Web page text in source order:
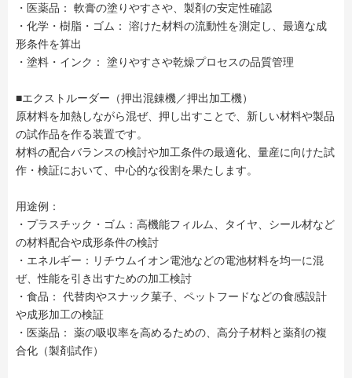
・医薬品： 軟膏の塗りやすさや、製剤の安定性確認
・化学・樹脂・ゴム： 溶けた材料の流動性を測定し、最適な成
形条件を算出
・塗料・インク： 塗りやすさや乾燥プロセスの品質管理
■エクストルーダー（押出混錬機／押出加工機）
原材料を加熱しながら混ぜ、押し出すことで、新しい材料や製品
の試作品を作る装置です。
材料の配合バランスの検討や加工条件の最適化、量産に向けた試
作・検証において、中心的な役割を果たします。
用途例：
・プラスチック・ゴム：高機能フィルム、タイヤ、シール材など
の材料配合や成形条件の検討
・エネルギー：リチウムイオン電池などの電池材料を均一に混
ぜ、性能を引き出すための加工検討
・食品： 代替肉やスナック菓子、ペットフードなどの食感設計
や成形加工の検証
・医薬品： 薬の吸収率を高めるための、高分子材料と薬剤の複
合化（製剤試作）